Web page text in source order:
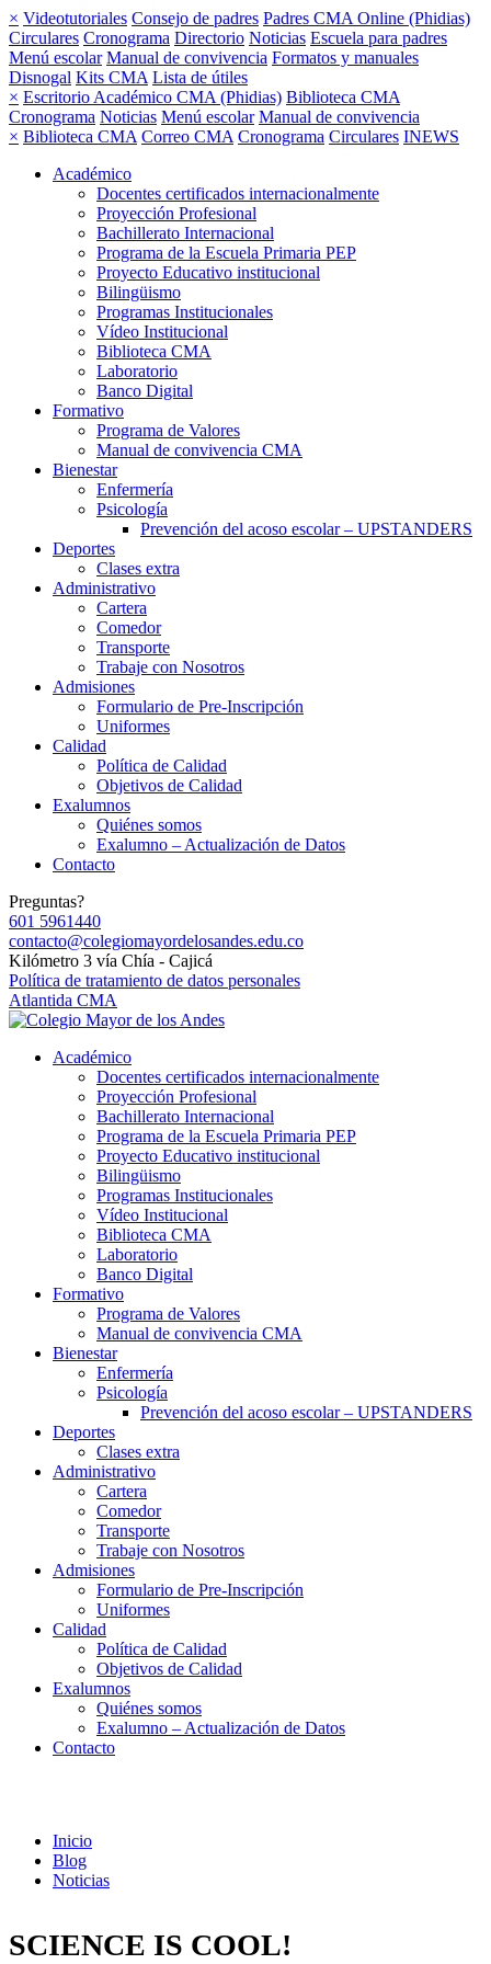
× Videotutoriales Consejo de padres Padres CMA Online (Phidias)
Circulares Cronograma Directorio Noticias Escuela para padres
Menú escolar Manual de convivencia Formatos y manuales
Disnogal Kits CMA Lista de útiles
× Escritorio Académico CMA (Phidias) Biblioteca CMA
Cronograma Noticias Menú escolar Manual de convivencia
× Biblioteca CMA Correo CMA Cronograma Circulares INEWS
Académico
Docentes certificados internacionalmente
Proyección Profesional
Bachillerato Internacional
Programa de la Escuela Primaria PEP
Proyecto Educativo institucional
Bilingüismo
Programas Institucionales
Vídeo Institucional
Biblioteca CMA
Laboratorio
Banco Digital
Formativo
Programa de Valores
Manual de convivencia CMA
Bienestar
Enfermería
Psicología
Prevención del acoso escolar – UPSTANDERS
Deportes
Clases extra
Administrativo
Cartera
Comedor
Transporte
Trabaje con Nosotros
Admisiones
Formulario de Pre-Inscripción
Uniformes
Calidad
Política de Calidad
Objetivos de Calidad
Exalumnos
Quiénes somos
Exalumno – Actualización de Datos
Contacto
Preguntas?
601 5961440
contacto@colegiomayordelosandes.edu.co
Kilómetro 3 vía Chía - Cajicá
Política de tratamiento de datos personales
Atlantida CMA
Académico
Docentes certificados internacionalmente
Proyección Profesional
Bachillerato Internacional
Programa de la Escuela Primaria PEP
Proyecto Educativo institucional
Bilingüismo
Programas Institucionales
Vídeo Institucional
Biblioteca CMA
Laboratorio
Banco Digital
Formativo
Programa de Valores
Manual de convivencia CMA
Bienestar
Enfermería
Psicología
Prevención del acoso escolar – UPSTANDERS
Deportes
Clases extra
Administrativo
Cartera
Comedor
Transporte
Trabaje con Nosotros
Admisiones
Formulario de Pre-Inscripción
Uniformes
Calidad
Política de Calidad
Objetivos de Calidad
Exalumnos
Quiénes somos
Exalumno – Actualización de Datos
Contacto
Inicio
Blog
Noticias
SCIENCE IS COOL!